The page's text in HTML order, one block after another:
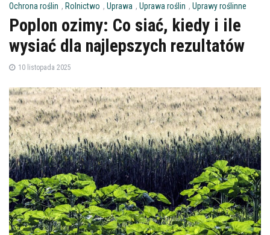
Ochrona roślin , Rolnictwo , Uprawa , Uprawa roślin , Uprawy roślinne
Poplon ozimy: Co siać, kiedy i ile
wysiać dla najlepszych rezultatów
10 listopada 2025